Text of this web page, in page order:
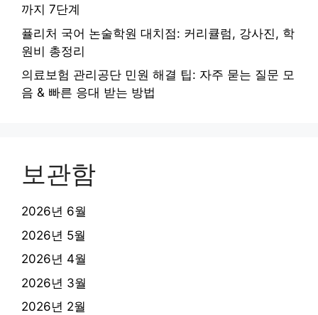
까지 7단계
퓰리처 국어 논술학원 대치점: 커리큘럼, 강사진, 학
원비 총정리
의료보험 관리공단 민원 해결 팁: 자주 묻는 질문 모
음 & 빠른 응대 받는 방법
보관함
2026년 6월
2026년 5월
2026년 4월
2026년 3월
2026년 2월